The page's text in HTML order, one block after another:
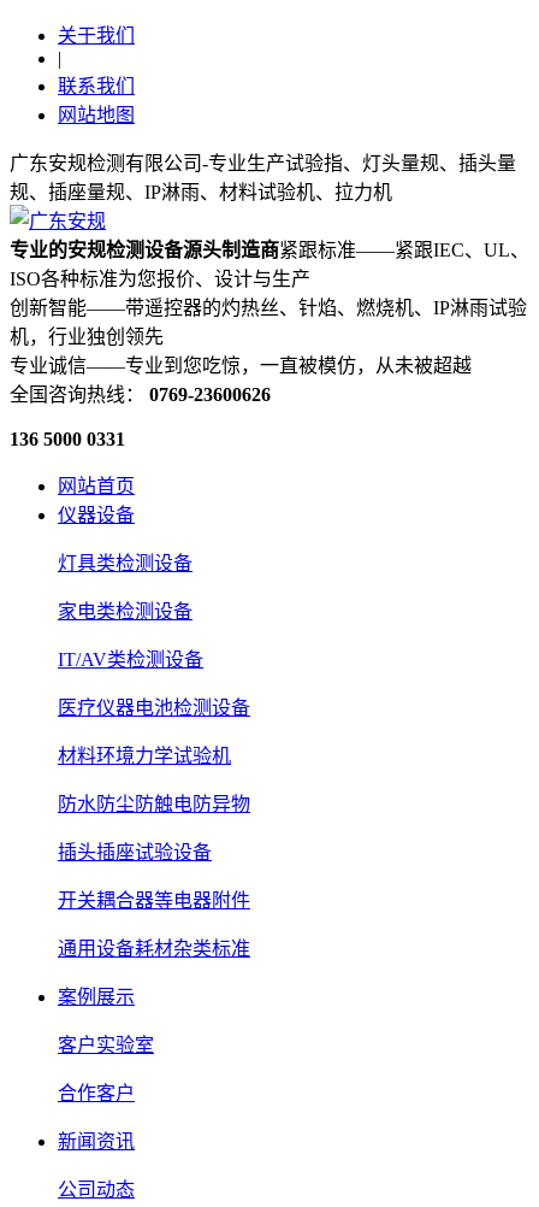
关于我们
|
联系我们
网站地图
广东安规检测有限公司-专业生产试验指、灯头量规、插头量
规、插座量规、IP淋雨、材料试验机、拉力机
专业的安规检测设备源头制造商紧跟标准——紧跟IEC、UL、
ISO各种标准为您报价、设计与生产
创新智能——带遥控器的灼热丝、针焰、燃烧机、IP淋雨试验
机，行业独创领先
专业诚信——专业到您吃惊，一直被模仿，从未被超越
全国咨询热线： 0769-23600626
136 5000 0331
网站首页
仪器设备
灯具类检测设备
家电类检测设备
IT/AV类检测设备
医疗仪器电池检测设备
材料环境力学试验机
防水防尘防触电防异物
插头插座试验设备
开关耦合器等电器附件
通用设备耗材杂类标准
案例展示
客户实验室
合作客户
新闻资讯
公司动态